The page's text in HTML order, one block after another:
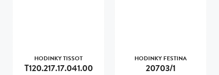
HODINKY TISSOT
T120.217.17.041.00
HODINKY FESTINA
20703/1